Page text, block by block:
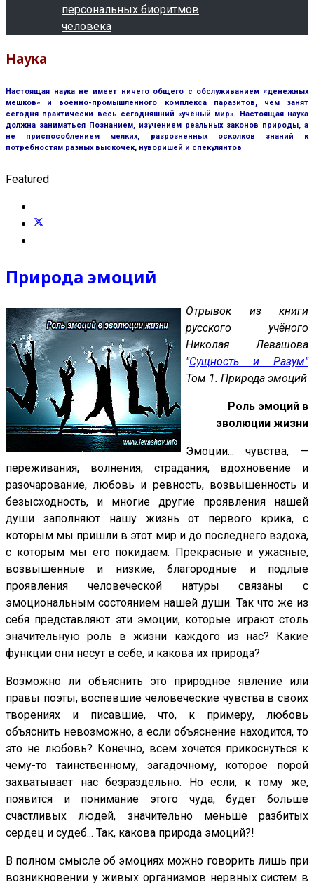
персональных биоритмов
человека
Наука
Настоящая наука не имеет ничего общего с обслуживанием «денежных
мешков» и военно-промышленного комплекса паразитов, чем занят
сегодня практически весь сегодняшний «учёный мир». Настоящая наука
должна заниматься Познанием, изучением реальных законов природы, а
не приспособлением мелких, разрозненных осколков знаний к
потребностям разных выскочек, нуворишей и спекулянтов
Featured
Природа эмоций
Отрывок из книги
русского учёного
Николая Левашова
"Сущность и Разум"
Том 1. Природа эмоций
Роль эмоций в
эволюции жизни
Эмоции... чувства, —
переживания, волнения, страдания, вдохновение и
разочарование, любовь и ревность, возвышенность и
безысходность, и многие другие проявления нашей
души заполняют нашу жизнь от первого крика, с
которым мы пришли в этот мир и до последнего вздоха,
с которым мы его покидаем. Прекрасные и ужасные,
возвышенные и низкие, благородные и подлые
проявления человеческой натуры связаны с
эмоциональным состоянием нашей души. Так что же из
себя представляют эти эмоции, которые играют столь
значительную роль в жизни каждого из нас? Какие
функции они несут в себе, и какова их природа?
Возможно ли объяснить это природное явление или
правы поэты, воспевшие человеческие чувства в своих
творениях и писавшие, что, к примеру, любовь
объяснить невозможно, а если объяснение находится, то
это не любовь? Конечно, всем хочется прикоснуться к
чему-то таинственному, загадочному, которое порой
захватывает нас безраздельно. Но если, к тому же,
появится и понимание этого чуда, будет больше
счастливых людей, значительно меньше разбитых
сердец и судеб... Так, какова природа эмоций?!
В полном смысле об эмоциях можно говорить лишь при
возникновении у живых организмов нервных систем в